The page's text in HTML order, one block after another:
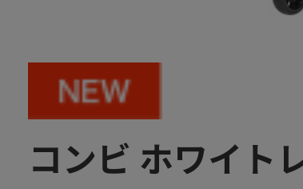
コンビ ホワイト